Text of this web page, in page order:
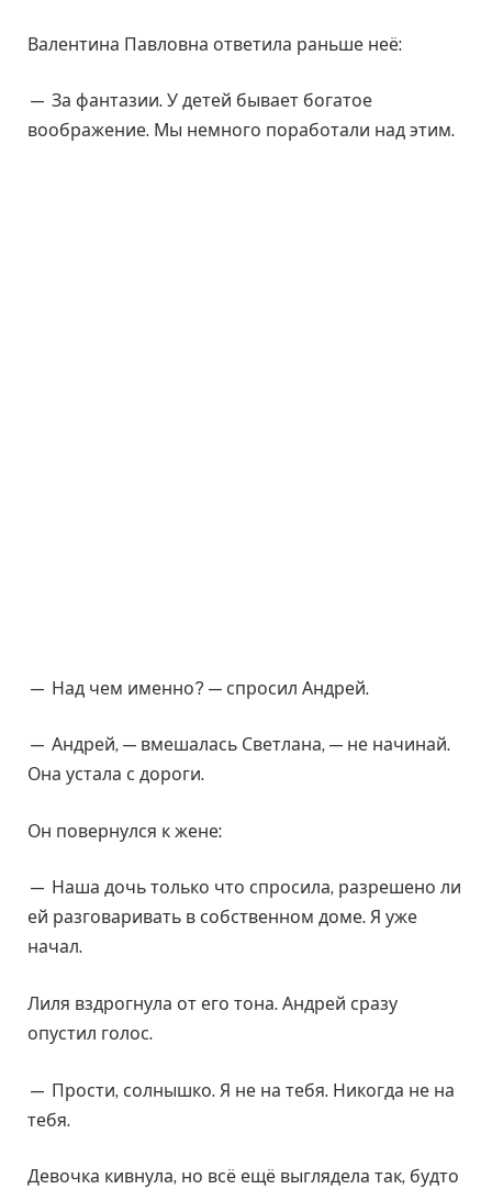
Валентина Павловна ответила раньше неё:
— За фантазии. У детей бывает богатое
воображение. Мы немного поработали над этим.
— Над чем именно? — спросил Андрей.
— Андрей, — вмешалась Светлана, — не начинай.
Она устала с дороги.
Он повернулся к жене:
— Наша дочь только что спросила, разрешено ли
ей разговаривать в собственном доме. Я уже
начал.
Лиля вздрогнула от его тона. Андрей сразу
опустил голос.
— Прости, солнышко. Я не на тебя. Никогда не на
тебя.
Девочка кивнула, но всё ещё выглядела так, будто